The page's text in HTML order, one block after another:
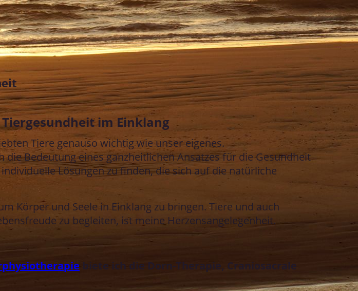
im Einklang
Tiere genauso wichtig wie unser eigenes.
die Bedeutung eines ganzheitlichen Ansatzes für die Gesundheit
Lösungen zu finden, die sich auf die natürliche
Körper und Seele in Einklang zu bringen. Tiere und auch
zu begleiten, ist meine Herzensangelegenheit.
biete ich die Dorn-Therapie, Craniosacrale